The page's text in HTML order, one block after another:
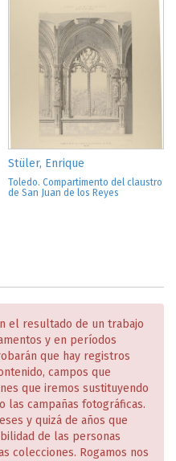
Stüler, Enrique
Toledo. Compartimento del claustro
de San Juan de los Reyes
el resultado de un trabajo
y en períodos
que hay registros
campos que
que iremos sustituyendo
las campañas fotográficas.
y quizá de años que
de las personas
colecciones. Rogamos nos